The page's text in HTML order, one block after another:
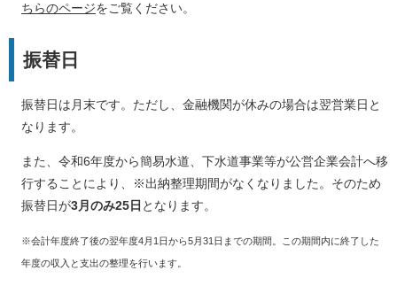
ちらのページをご覧ください。
振替日
振替日は月末です。ただし、金融機関が休みの場合は翌営業日と
なります。
また、令和6年度から簡易水道、下水道事業等が公営企業会計へ移
行することにより、※出納整理期間がなくなりました。そのため
振替日が3月のみ25日 となります。
※会計年度終了後の翌年度4月1日から5月31日までの期間。この期間内に終了した
年度の収入と支出の整理を行います。